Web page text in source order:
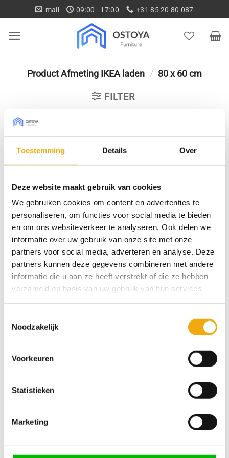
Toestemming Details Over
Deze website maakt gebruik van cookies
We gebruiken cookies om content en advertenties te
personaliseren, om functies voor social media te bieden
en om ons websiteverkeer te analyseren. Ook delen we
informatie over uw gebruik van onze site met onze
partners voor social media, adverteren en analyse. Deze
partners kunnen deze gegevens combineren met andere
informatie die u aan ze heeft verstrekt of die ze hebben
verzameld op basis van uw gebruik van hun services.
Noodzakelijk
Voorkeuren
Statistieken
Marketing
naar
inhoud
mail 09:00 - 17:00 +31 85 20 80 087
Product Afmeting IKEA laden / 80 x 60 cm
FILTER
Geen producten gevonden die aan je selectie
voldoen.
Gratis levering vanaf € 750,-
Gratis retour binnen 14
dagen*
We zijn 24/7 bereikbaar 100% veilige betaling
Ostoya laat haar producten naadloos aansluiten op de
IKEA en onze fronten, handgrepen en werkbladen, weet je
keuken of kast. Voor in elk huis.